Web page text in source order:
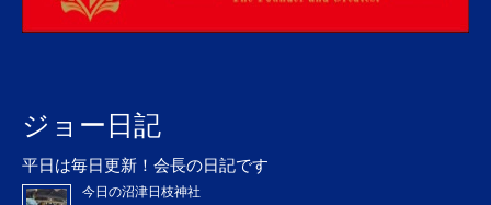
ジョー日記
平日は毎日更新！会長の日記です
今日の沼津日枝神社